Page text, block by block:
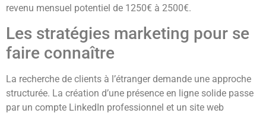
revenu mensuel potentiel de 1250€ à 2500€.
Les stratégies marketing pour se
faire connaître
La recherche de clients à l’étranger demande une approche
structurée. La création d’une présence en ligne solide passe
par un compte LinkedIn professionnel et un site web